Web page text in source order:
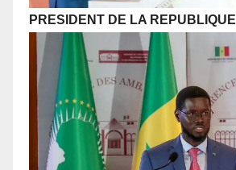
PRESIDENT DE LA REPUBLIQUE